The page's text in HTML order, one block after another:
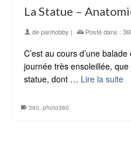
La Statue –
depanhobby | Posté dans :
C’est au cours d’une
journée très ensoleillée,
statue, dont … Lire la suite
360, photo360